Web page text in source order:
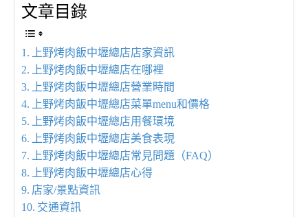
文章目錄
上野烤肉飯中壢總店店家資訊
上野烤肉飯中壢總店在哪裡
上野烤肉飯中壢總店營業時間
上野烤肉飯中壢總店菜單menu和價格
上野烤肉飯中壢總店用餐環境
上野烤肉飯中壢總店美食表現
上野烤肉飯中壢總店常見問題（FAQ）
上野烤肉飯中壢總店心得
店家/景點資訊
交通資訊